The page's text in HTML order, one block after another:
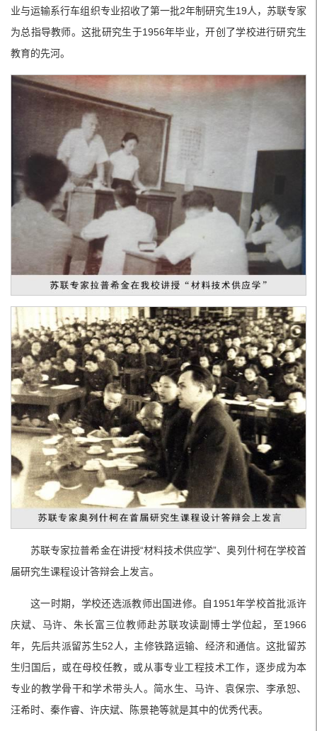
业与运输系行车组织专业招收了第一批2年制研究生19人，苏联专家
为总指导教师。这批研究生于1956年毕业，开创了学校进行研究生
教育的先河。
苏联专家拉普希金在讲授“材料技术供应学”、奥列什柯在学校首
届研究生课程设计答辩会上发言。
这一时期，学校还选派教师出国进修。自1951年学校首批派许
庆斌、马许、朱长富三位教师赴苏联攻读副博士学位起，至1966
年，先后共派留苏生52人，主修铁路运输、经济和通信。这批留苏
生归国后，或在母校任教，或从事专业工程技术工作，逐步成为本
专业的教学骨干和学术带头人。简水生、马许、袁保宗、李承恕、
汪希时、秦作睿、许庆斌、陈景艳等就是其中的优秀代表。